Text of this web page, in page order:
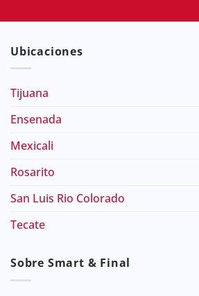
Ubicaciones
Tijuana
Ensenada
Mexicali
Rosarito
San Luis Rio Colorado
Tecate
Sobre Smart & Final